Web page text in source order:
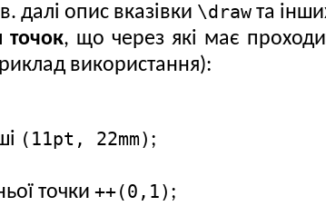
опис вказівки \draw та
точок, що через які має
використання):
(11pt, 22mm) ;
точки ++(0,1) ;